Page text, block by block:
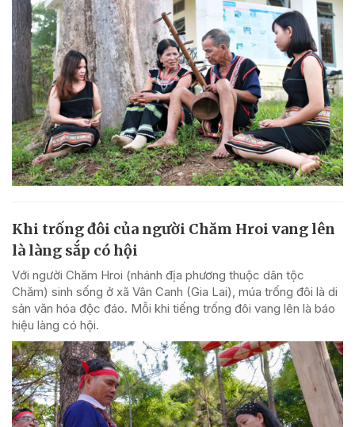
Khi trống đôi của người Chăm Hroi vang lên
là làng sắp có hội
Với người Chăm Hroi (nhánh địa phương thuộc dân tộc
Chăm) sinh sống ở xã Vân Canh (Gia Lai), múa trống đôi là di
sản văn hóa độc đáo. Mỗi khi tiếng trống đôi vang lên là báo
hiệu làng có hội.